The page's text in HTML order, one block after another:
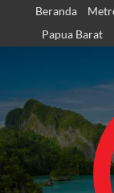
content
Beranda
Papua Barat